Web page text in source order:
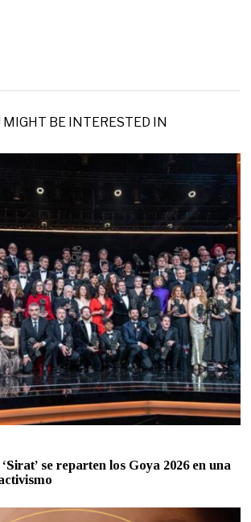
MIGHT BE INTERESTED IN
se reparten los Goya 2026 en una